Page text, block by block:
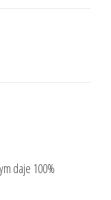
daje 100%